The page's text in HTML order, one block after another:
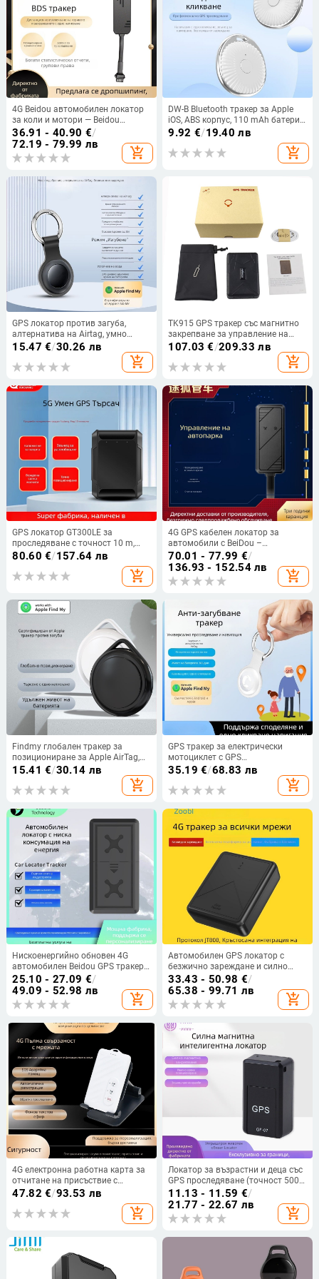
4G Beidou автомобилен локатор
за коли и мотори — Beidou
позициониращо устройство и
противоугонен тракер
36.91 - 40.90 €/
72.19 - 79.99 лв
add_shopping_cart
DW-B Bluetooth тракер за Apple
iOS, ABS корпус, 110 mAh батерия,
около 13 g тегло, пускане през
9.92 €/19.40 лв
add_shopping_cart
GPS локатор против загуба,
алтернатива на Airtag, умно
известяване за ключове и
раници, търсене на изгубени
предмети, модел T-01
15.47 €/30.26 лв
add_shopping_cart
TK915 GPS тракер със магнитно
закрепване за управление на
превозни средства, Google Maps,
точност на позициониране 5 м,
вибрационен алармен сигнал,
зареждане
107.03 €/209.33 лв
add_shopping_cart
GPS локатор GT300LE за
проследяване с точност 10 m,
720-часов живот на батерията,
1024 MB памет, Baidu карта
поддръжка, аларми: вибрация,
SOS, периметър и превишена
80.60 €/157.64 лв
add_shopping_cart
4G GPS кабелен локатор за
автомобили с BeiDou –
позициониране и защита срещу
кражба
70.01 - 77.99 €/
136.93 - 152.54 лв
add_shopping_cart
Findmy глобален тракер за
позициониране за Apple AirTag,
ултра тънък, дълготраен живот
на батерията, интелигентен
против загуба
15.41 €/30.14 лв
add_shopping_cart
GPS тракер за електрически
мотоциклет с GPS
позициониране, живот на
батерията, тип антена и функция
за карти — модел T-02S
35.19 €/68.83 лв
add_shopping_cart
Нискоенергийно обновен 4G
автомобилен Beidou GPS тракер,
преносим, с мощно магнитно
закрепване, точно
позициониране и проследяване
на траектория
25.10 - 27.09 €/
49.09 - 52.98 лв
add_shopping_cart
Автомобилен GPS локатор с
безжично зареждане и силно
магнитно закрепване, BeiDou
навигация
33.43 - 50.98 €/
65.38 - 99.71 лв
add_shopping_cart
4G електронна работна карта за
отчитане на присъствие с
локатор на персонал – GPS
точност 5–15 м, Baidu карта,
полимерна батерия, код на
47.82 €/93.53 лв
add_shopping_cart
Локатор за възрастни и деца със
GPS проследяване (точност 500
м), живот на батерията 96 ч,
поддръжка на Google Maps, USB
захранване, водоустойчив
11.13 - 11.59 €/
21.77 - 22.67 лв
add_shopping_cart